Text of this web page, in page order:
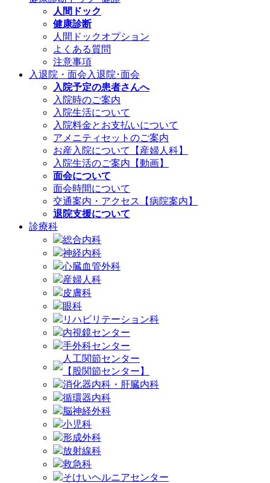
人間ドック
健康診断
人間ドックオプション
よくある質問
注意事項
入退院・面会 入退院･面会
入院予定の患者さんへ
入院時のご案内
入院生活について
入院料金とお支払いについて
アメニティセットのご案内
お産入院について【産婦人科】
入院生活のご案内【動画】
面会について
面会時間について
交通案内・アクセス【病院案内】
退院支援について
診療科
総合内科
神経内科
心臓血管外科
産婦人科
皮膚科
眼科
リハビリテーション科
内視鏡センター
手外科センター
人工関節センター
【股関節センター】
消化器内科・肝臓内科
循環器内科
脳神経外科
小児科
形成外科
放射線科
救急科
そけいヘルニアセンター